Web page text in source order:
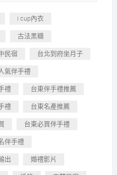
i cup內衣
古法黑糖
民宿 台北到府坐月子
氣伴手禮
禮 台東伴手禮推薦
禮 台東名產推薦
台東必買伴手禮
伴手禮
出 婚禮影片